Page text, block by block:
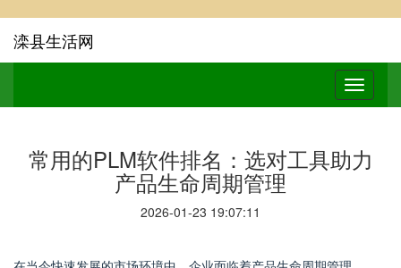
滦县生活网
常用的PLM软件排名：选对工具助力
产品生命周期管理
2026-01-23 19:07:11